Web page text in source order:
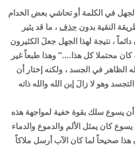
في الكلمة أو تحاشي بعض الخدام
النقية بدون حذف ، ما قد يثير
، نتيجة لهذا الجهل جعلَ الكثيرون
كان محتملا كل هذا….” وهذا طبعاً غير
الظاهر في الجسد ، ولكنه إختار أن
وهو لا زالَ إبن الله والله ذاته
أن يسوع سلك بقوة خفية لمواجهة هذه
كان يمثل الألم والدموع والدماء
صحيحاً لما كان الآب أرسل ملاكاً